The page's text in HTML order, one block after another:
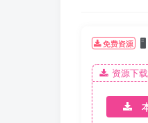
免费资源
资源下载